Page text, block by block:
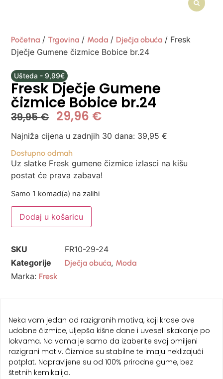
Početna /Trgovina / Moda / Dječja obuća / Fresk
Dječje Gumene čizmice Bobice br.24
Ušteda - 9,99€
Fresk Dječje Gumene
čizmice Bobice br.24
39,95€ 29,96 €
Najniža cijena u zadnjih 30 dana: 39,95€
Dostupno odmah
Uz slatke Fresk gumene čizmice izlasci na kišu
postat će prava zabava!
Samo 1 komad(a) na zalihi
Dodaj u košaricu
SKU
FR10-29-24
Kategorije
Dječja obuća, Moda
Marka: Fresk
Neka vam jedan od razigranih motiva, koji krase ove
udobne čizmice, uljepša kišne dane i uveseli skakanje po
lokvama. Na vama je samo da izaberite svoj omiljeni
razigrani motiv. Čizmice su stabilne te imaju neklizajući
potplat. Napravljene su od 100% prirodne gume, bez
štetnih kemikalija.